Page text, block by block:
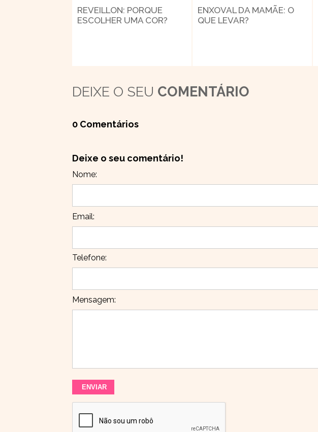
REVEILLON: PORQUE
ESCOLHER UMA COR?
ENXOVAL DA MAMÃE: O
QUE LEVAR?
DEIXE O SEU COMENTÁRIO
0 Comentários
Deixe o seu comentário!
Nome:
Email:
Telefone:
Mensagem: